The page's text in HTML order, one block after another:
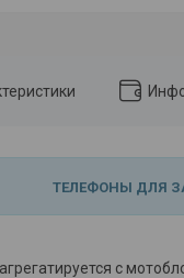
ТЕЛЕФОНЫ ДЛЯ
с